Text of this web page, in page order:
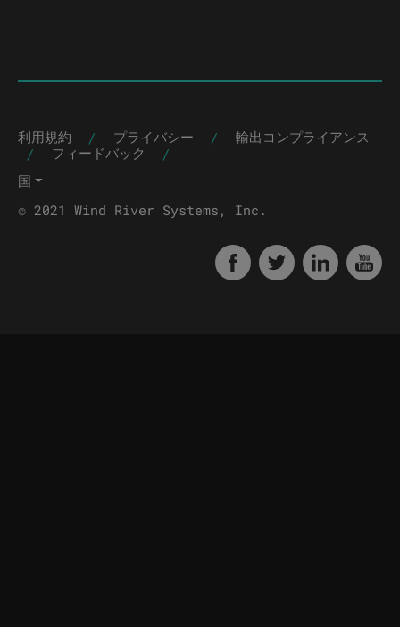
利用規約 | プライバシー | 輸出コンプライアンス
| フィードバック |
国
© 2021 Wind River Systems, Inc.